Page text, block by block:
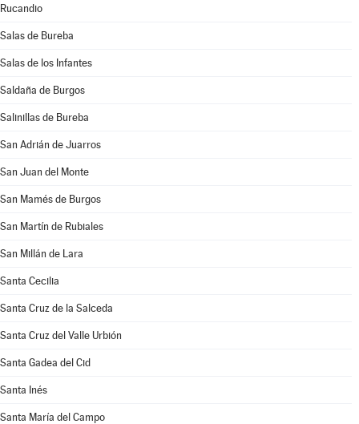
Rucandio
Salas de Bureba
Salas de los Infantes
Saldaña de Burgos
Salinillas de Bureba
San Adrián de Juarros
San Juan del Monte
San Mamés de Burgos
San Martín de Rubiales
San Millán de Lara
Santa Cecilia
Santa Cruz de la Salceda
Santa Cruz del Valle Urbión
Santa Gadea del Cid
Santa Inés
Santa María del Campo